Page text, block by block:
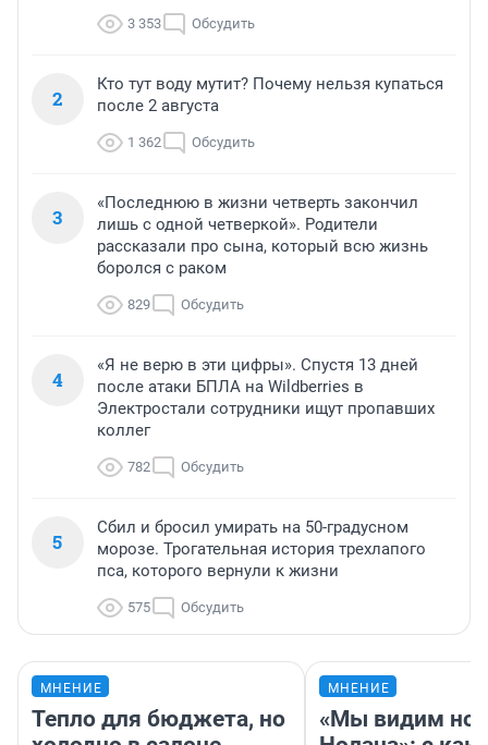
3 353 Обсудить
2
Кто тут воду мутит? Почему нельзя купаться
после 2 августа
1 362 Обсудить
3
«Последнюю в жизни четверть закончил
лишь с одной четверкой». Родители
рассказали про сына, который всю жизнь
боролся с раком
829 Обсудить
4
«Я не верю в эти цифры». Спустя 13 дней
после атаки БПЛА на Wildberries в
Электростали сотрудники ищут пропавших
коллег
782 Обсудить
5
Сбил и бросил умирать на 50-градусном
морозе. Трогательная история трехлапого
пса, которого вернули к жизни
575 Обсудить
МНЕНИЕ
Тепло для бюджета, но
МНЕНИЕ
«Мы видим